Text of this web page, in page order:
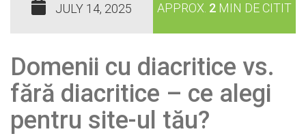
JULY 14, 2025 APPROX. 2 MIN DE CITIT
Domenii cu diacritice vs.
fără diacritice – ce alegi
pentru site-ul tău?